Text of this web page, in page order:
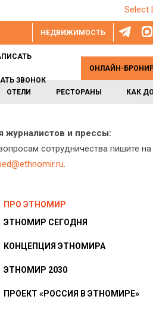
Select
НЕДВИЖИМОСТЬ
ОТЕЛИ РЕСТОРАНЫ КАК
ЗВОНОК
ОНЛАЙН-
журналистов и прессы:
сотрудничества пишите на
.
ПРО ЭТНОМИР
ЭТНОМИР СЕГОДНЯ
КОНЦЕПЦИЯ ЭТНОМИРА
ЭТНОМИР 2030
ПРОЕКТ «РОССИЯ В ЭТНОМИРЕ»